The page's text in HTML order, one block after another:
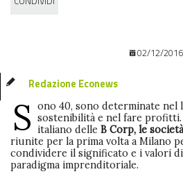
02/12/2016
Redazione Econews
S ono 40, sono determinate
sostenibilità e nel fare
italiano delle B Corp, le
riunite per la prima volta a Milano
condividere il significato e i valori
paradigma imprenditoriale.